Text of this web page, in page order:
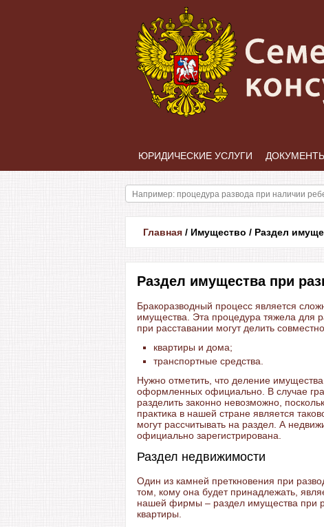
ЮРИДИЧЕСКИЕ УСЛУГИ
Главная / Имущество / Раздел
Раздел имущества при
Бракоразводный процесс является
имущества. Эта процедура тяжела для
при расставании могут делить
квартиры и дома;
транспортные средства.
Нужно отметить, что деление
оформленных официально. В случае
разделить законно невозможно,
практика в нашей стране является
могут рассчитывать на раздел. А
официально зарегистрирована.
Раздел недвижимости
Один из камней преткновения при
том, кому она будет принадлежать,
нашей фирмы – раздел имущества при
квартиры.